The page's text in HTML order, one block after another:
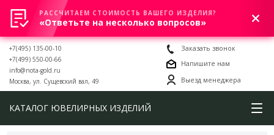
0
+7(495) 135-00-10
+7(499) 550-00-66
info@nota-gold.ru
Москва, ул. Сущевский вал, 49
Заказать звонок
Напишите нам
Выезд менеджера
КАТАЛОГ ЮВЕЛИРНЫХ ИЗДЕЛИЙ
РАССЧИТАЕМ СТОИМОСТЬ ВАШЕГО ИЗДЕЛИЯ?
«Ответьте на несколько вопросов»